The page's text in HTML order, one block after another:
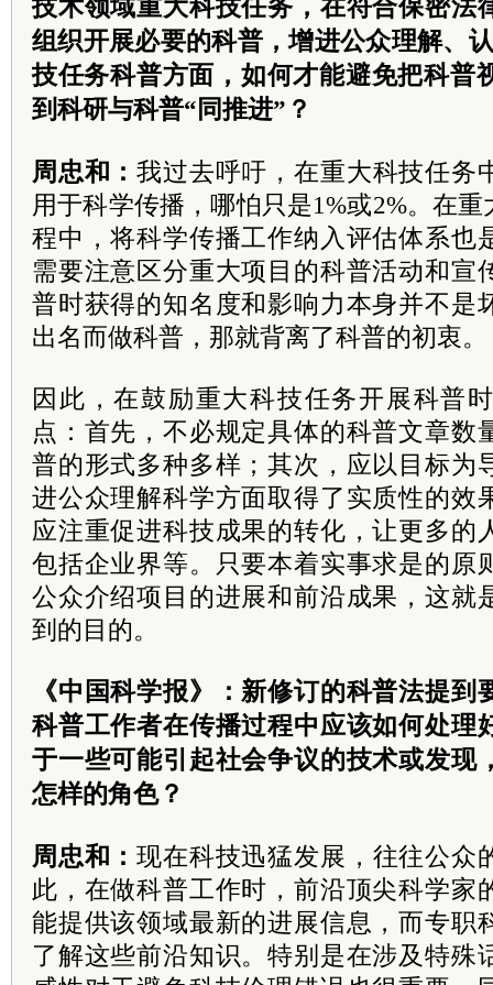
技术领域重大科技任务，在符合保密法
组织开展必要的科普，增进公众理解、
技任务科普方面，如何才能避免把科普
到科研与科普“同推进”？
周忠和：我过去呼吁，在重大科技任务
用于科学传播，哪怕只是1%或2%。在
程中，将科学传播工作纳入评估体系也
需要注意区分重大项目的科普活动和宣
普时获得的知名度和影响力本身并不是
出名而做科普，那就背离了科普的初衷。
因此，在鼓励重大科技任务开展科普
点：首先，不必规定具体的科普文章数
普的形式多种多样；其次，应以目标为
进公众理解科学方面取得了实质性的效
应注重促进科技成果的转化，让更多的
包括企业界等。只要本着实事求是的原
公众介绍项目的进展和前沿成果，这就
到的目的。
《中国科学报》：新修订的科普法提
科普工作者在传播过程中应该如何处理
于一些可能引起社会争议的技术或发现
怎样的角色？
周忠和：现在科技迅猛发展，往往公众
此，在做科普工作时，前沿顶尖科学家
能提供该领域最新的进展信息，而专职
了解这些前沿知识。特别是在涉及特殊